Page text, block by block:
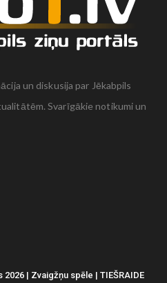
un diskusija par Jēkabpils
Svarīgākie notikumi un
2026 | Zvaigžņu spēle | TIEŠRAIDE